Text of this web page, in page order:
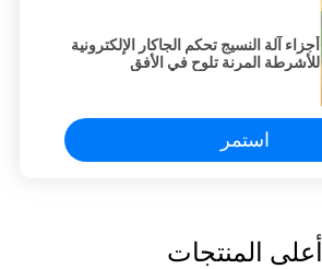
أجزاء آلة النسيج تحكم الجاكار الإلكترونية
للأشرطة المرنة تلوح في الأفق
استمر
أعلى المنتجات